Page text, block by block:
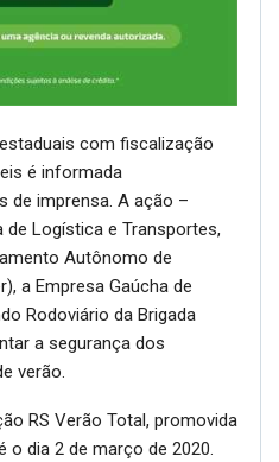
com fiscalização
é informada
de imprensa. A ação –
de Logística e Transportes,
Autônomo de
a Empresa Gaúcha de
Rodoviário da Brigada
a segurança dos
verão.
RS Verão Total, promovida
o dia 2 de março de 2020.